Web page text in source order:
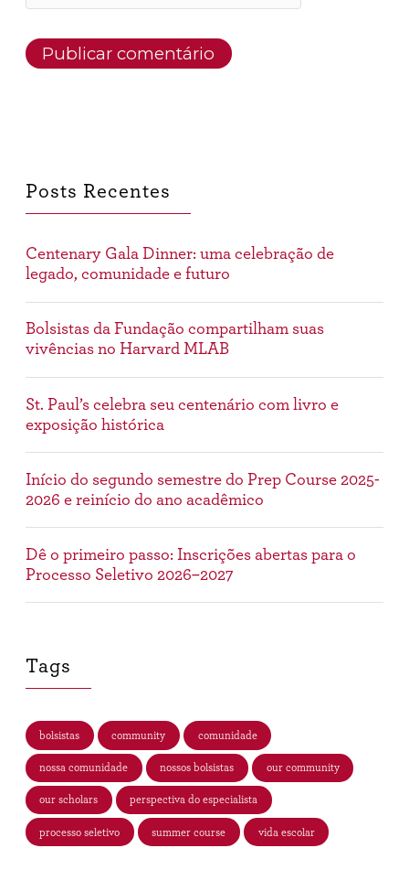
Posts Recentes
Centenary Gala Dinner: uma celebração de
legado, comunidade e futuro
Bolsistas da Fundação compartilham suas
vivências no Harvard MLAB
St. Paul’s celebra seu centenário com livro e
exposição histórica
Início do segundo semestre do Prep Course 2025-
2026 e reinício do ano acadêmico
Dê o primeiro passo: Inscrições abertas para o
Processo Seletivo 2026–2027
Tags
bolsistas community comunidade
nossa comunidade nossos bolsistas our community
our scholars perspectiva do especialista
processo seletivo summer course vida escolar